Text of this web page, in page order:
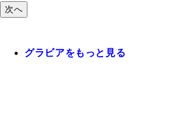
次へ
グラビアをもっと見る